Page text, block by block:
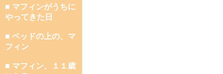
■ マフィンがうちに
やってきた日
■ ベッドの上の、マ
フィン
■ マフィン、１１歳